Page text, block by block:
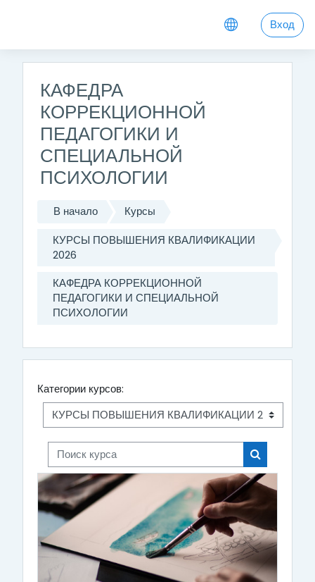
Вход
КАФЕДРА
КОРРЕКЦИОННОЙ
ПЕДАГОГИКИ И
СПЕЦИАЛЬНОЙ
ПСИХОЛОГИИ
В начало Курсы
КУРСЫ ПОВЫШЕНИЯ КВАЛИФИКАЦИИ
2026
КАФЕДРА КОРРЕКЦИОННОЙ
ПЕДАГОГИКИ И СПЕЦИАЛЬНОЙ
ПСИХОЛОГИИ
Категории курсов:
Поиск курса
Поиск курса